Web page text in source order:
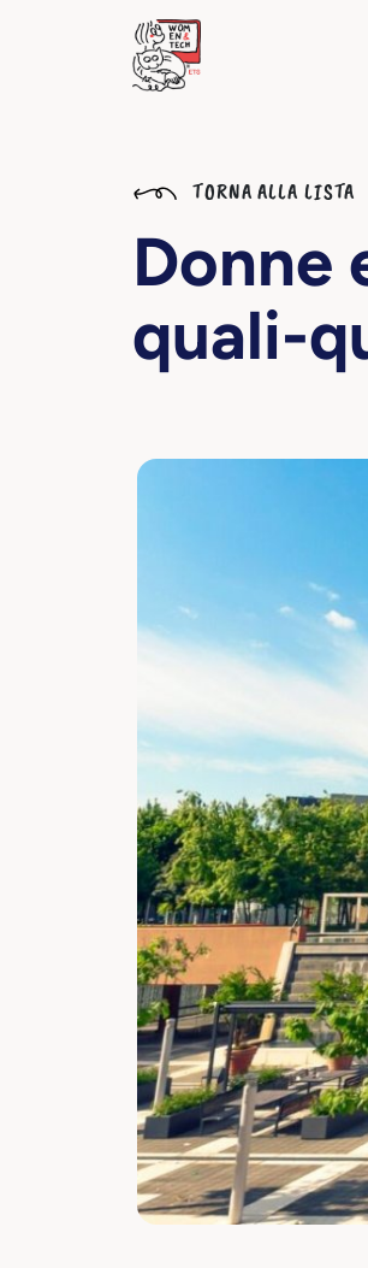
TORNA ALLA LISTA
Donne
quali-